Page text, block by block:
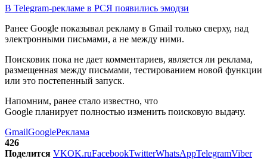
В Telegram-рекламе в РСЯ появились эмодзи
Ранее Google показывал рекламу в Gmail только сверху, над
электронными письмами, а не между ними.
Поисковик пока не дает комментариев, является ли реклама,
размещенная между письмами, тестированием новой функции
или это постепенный запуск.
Напомним, ранее стало известно, что
Google планирует полностью изменить поисковую выдачу.
GmailGoogleРеклама
426
Поделится VKOK.ruFacebookTwitterWhatsAppTelegramViber